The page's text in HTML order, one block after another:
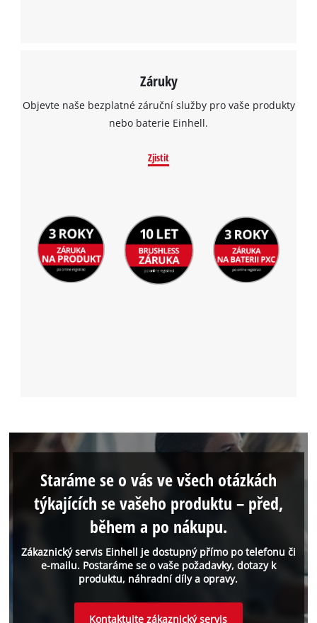
Záruky
Objevte naše bezplatné záruční služby pro vaše produkty
nebo baterie Einhell.
Zjistit
Zákaznický servis Einhell je dostupný přímo po telefonu či
e-mailu. Postaráme se o vaše požadavky, dotazy k
produktu, náhradní díly a opravy.
Staráme se o vás ve všech otázkách
týkajících se vašeho produktu – před,
během a po nákupu.
Kontaktujte zákaznický servis